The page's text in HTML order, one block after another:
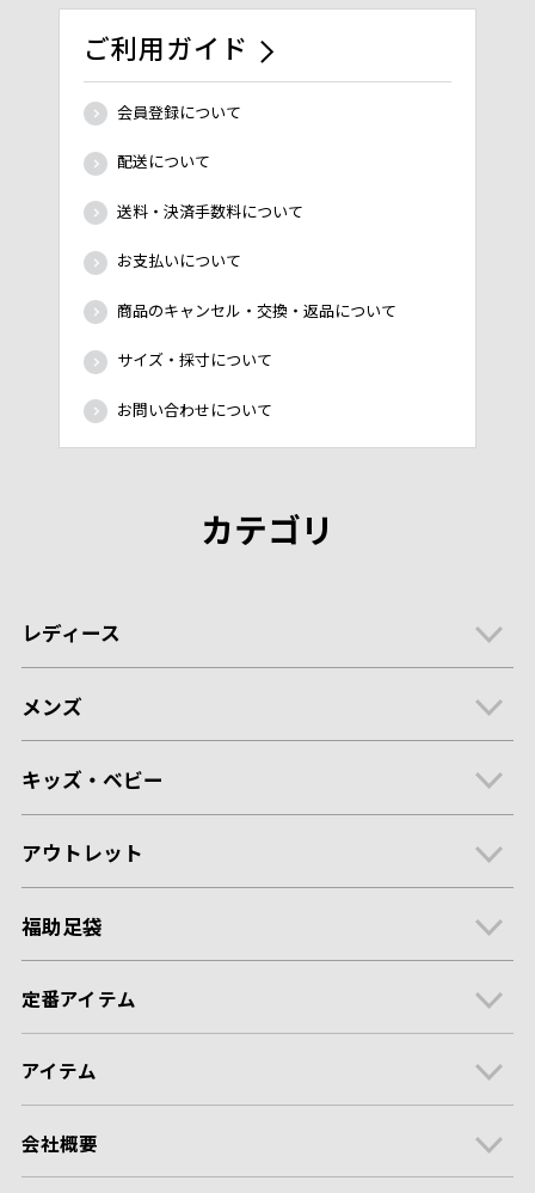
ご利用ガイド
会員登録について
配送について
送料・決済手数料について
お支払いについて
商品のキャンセル・交換・返品について
サイズ・採寸について
お問い合わせについて
カテゴリ
レディース
メンズ
キッズ・ベビー
アウトレット
福助足袋
定番アイテム
アイテム
会社概要